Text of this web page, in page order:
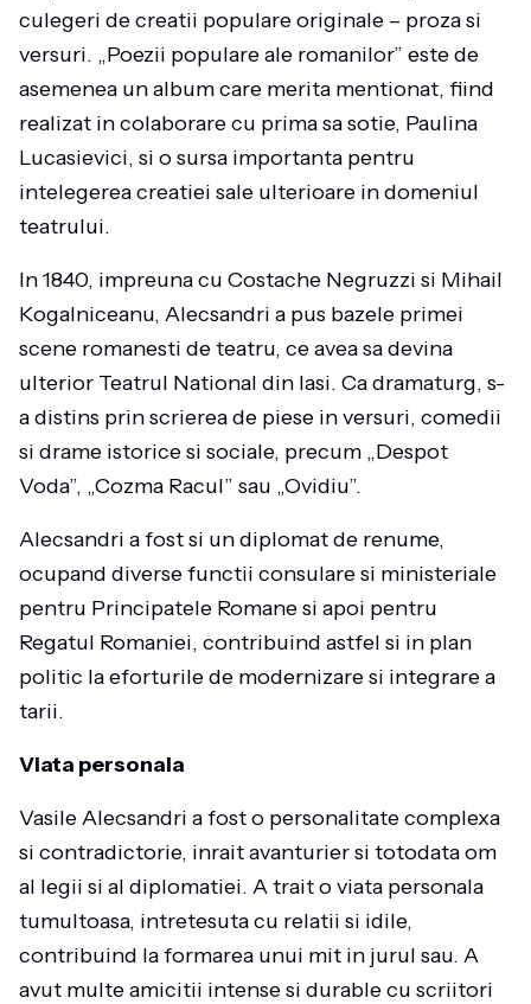
culegeri de creatii populare originale – proza si
versuri. „Poezii populare ale romanilor” este de
asemenea un album care merita mentionat, fiind
realizat in colaborare cu prima sa sotie, Paulina
Lucasievici, si o sursa importanta pentru
intelegerea creatiei sale ulterioare in domeniul
teatrului.
In 1840, impreuna cu Costache Negruzzi si Mihail
Kogalniceanu, Alecsandri a pus bazele primei
scene romanesti de teatru, ce avea sa devina
ulterior Teatrul National din Iasi. Ca dramaturg, s-
a distins prin scrierea de piese in versuri, comedii
si drame istorice si sociale, precum „Despot
Voda”, „Cozma Racul” sau „Ovidiu”.
Alecsandri a fost si un diplomat de renume,
ocupand diverse functii consulare si ministeriale
pentru Principatele Romane si apoi pentru
Regatul Romaniei, contribuind astfel si in plan
politic la eforturile de modernizare si integrare a
tarii.
Viata personala
Vasile Alecsandri a fost o personalitate complexa
si contradictorie, inrait avanturier si totodata om
al legii si al diplomatiei. A trait o viata personala
tumultoasa, intretesuta cu relatii si idile,
contribuind la formarea unui mit in jurul sau. A
avut multe amicitii intense si durable cu scriitori